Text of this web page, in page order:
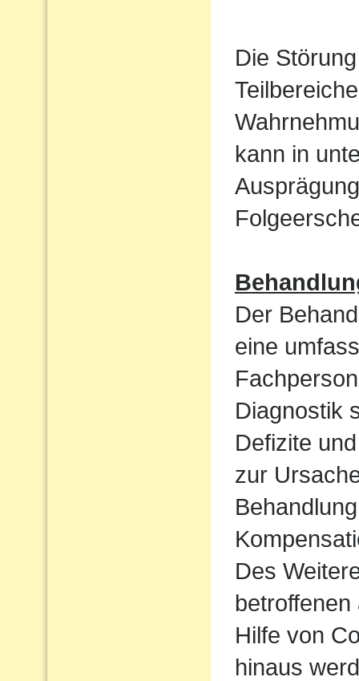
Die
kann in
Der
eine
Diagnostik
Defizite
zur
Des
betroffenen
Hilfe von
hinaus